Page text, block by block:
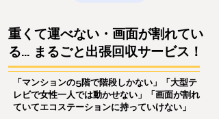
重くて運べない・画面が割れてい
る… まるごと出張回収サービス！
「マンションの5階で階段しかない」「大型テ
レビで女性一人では動かせない」「画面が割れ
ていてエコステーションに持っていけない」